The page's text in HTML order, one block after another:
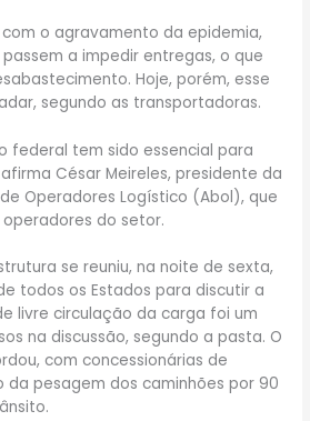
o agravamento da epidemia,
a impedir entregas, o que
Hoje, porém, esse
segundo as transportadoras.
federal tem sido essencial para
César Meireles, presidente da
Operadores Logístico (Abol), que
do setor.
se reuniu, na noite de sexta,
todos os Estados para discutir a
livre circulação da carga foi um
na discussão, segundo a pasta. O
com concessionárias de
da pesagem dos caminhões por 90